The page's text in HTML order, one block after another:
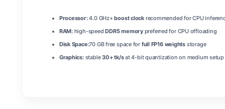
Processor:4.0 GHz+boost clock recommended for CPU
RAM:high-speedDDR5 memorypreferred for CPU offloading
Disk Space:70 GB free space for full FP16 weights storage
Graphics:stable30+ tk/sat 4-bit quantization on medium setup